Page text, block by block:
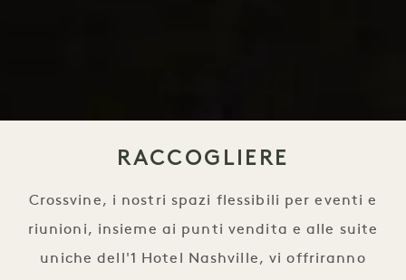
RACCOGLIERE
Crossvine, i nostri spazi flessibili per eventi e
riunioni, insieme ai punti vendita e alle suite
uniche dell'1 Hotel Nashville, vi offriranno